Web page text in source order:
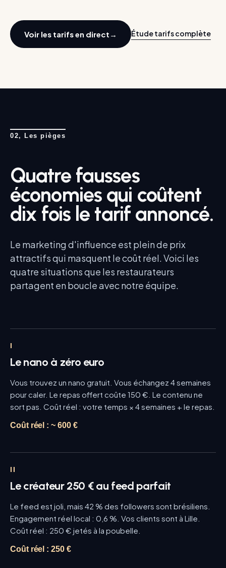
Voir les tarifs en direct → Étude tarifs complète
02, Les pièges
Quatre fausses
économies qui coûtent
dix fois le tarif annoncé.
Le marketing d'influence est plein de prix
attractifs qui masquent le coût réel. Voici les
quatre situations que les restaurateurs
partagent en boucle avec notre équipe.
I
Le nano à zéro euro
Vous trouvez un nano gratuit. Vous échangez 4 semaines
pour caler. Le repas offert coûte 150 €. Le contenu ne
sort pas. Coût réel : votre temps × 4 semaines + le repas.
Coût réel :~ 600 €
II
Le créateur 250 € au feed parfait
Le feed est joli, mais 42 % des followers sont brésiliens.
Engagement réel local : 0,6 %. Vos clients sont à Lille.
Coût réel : 250 € jetés à la poubelle.
Coût réel :250 €